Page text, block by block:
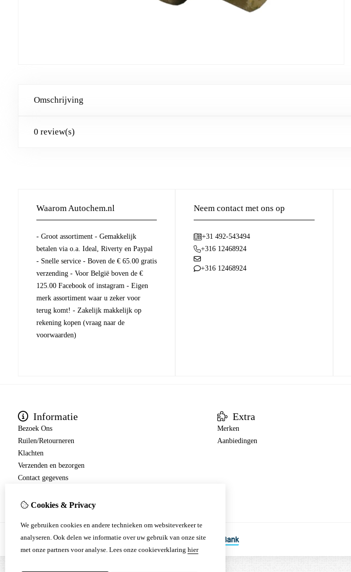
Omschrijving
0 review(s)
Waarom Autochem.nl
- Groot assortiment - Gemakkelijk
betalen via o.a. Ideal, Riverty en Paypal
- Snelle service - Boven de € 65.00 gratis
verzending - Voor België boven de €
125.00 Facebook of instagram - Eigen
merk assortiment waar u zeker voor
terug komt! - Zakelijk makkelijk op
rekening kopen (vraag naar de
voorwaarden)
Neem contact met ons op
+31 492-543494
+316 12468924
+316 12468924
Informatie
Bezoek Ons
Ruilen/Retourneren
Klachten
Verzenden en bezorgen
Contact gegevens
Extra
Merken
Aanbiedingen
Cookies & Privacy
We gebruiken cookies en andere technieken om websiteverkeer te
analyseren. Ook delen we informatie over uw gebruik van onze site
met onze partners voor analyse. Lees onze cookieverklaring hier